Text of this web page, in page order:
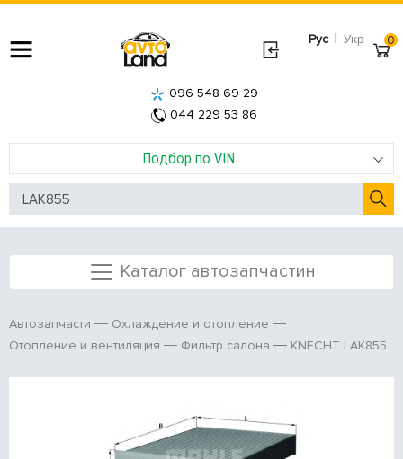
Рус | Укр
Подбор по VIN
096 548 69 29
044 229 53 86
0
Каталог автозапчастин
Автозапчасти
Охлаждение и отопление
Отопление и вентиляция
Фильтр салона KNECHT LAK855